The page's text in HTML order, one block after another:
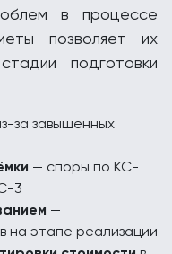
в процессе
позволяет их
подготовки
за завышенных
— споры по КС-
3
—
на этапе реализации